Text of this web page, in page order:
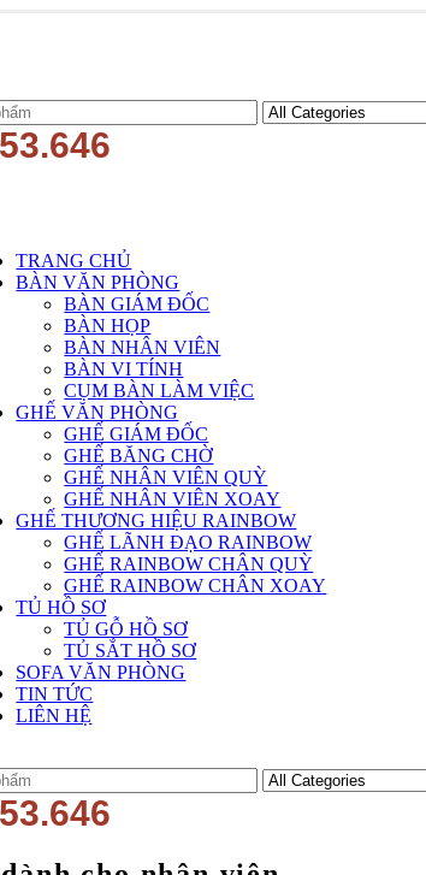
TRANG CHỦ
BÀN VĂN PHÒNG
BÀN GIÁM ĐỐC
BÀN HỌP
BÀN NHÂN VIÊN
BÀN VI TÍNH
CỤM BÀN LÀM VIỆC
GHẾ VĂN PHÒNG
GHẾ GIÁM ĐỐC
GHẾ BĂNG CHỜ
GHẾ NHÂN VIÊN QUỲ
GHẾ NHÂN VIÊN XOAY
GHẾ THƯƠNG HIỆU RAINBOW
GHẾ LÃNH ĐẠO RAINBOW
GHẾ RAINBOW CHÂN QUỲ
GHẾ RAINBOW CHÂN XOAY
TỦ HỒ SƠ
TỦ GỖ HỒ SƠ
TỦ SẮT HỒ SƠ
SOFA VĂN PHÒNG
TIN TỨC
LIÊN HỆ